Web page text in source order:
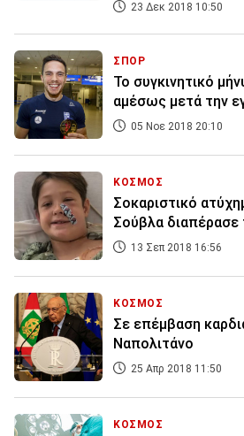
23 Δεκ 2018 10:50
ΣΠΟΡ
Το συγκινητικό
αμέσως μετά την
05 Νοε 2018 20:10
ΚΟΣΜΟΣ
Σοκαριστικό
Σούβλα διαπέρασε
13 Σεπ 2018 16:56
ΚΟΣΜΟΣ
Σε επέμβαση
Ναπολιτάνο
25 Απρ 2018 11:50
ΚΟΣΜΟΣ